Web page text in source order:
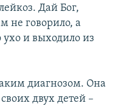
Дай Бог,
не говорило, а
ухо и выходило из
диагнозом. Она
двух детей –